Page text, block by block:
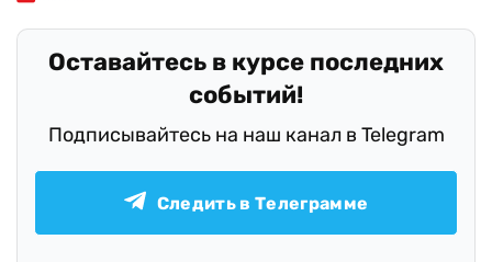
Оставайтесь в курсе последних
событий!
Подписывайтесь на наш канал в Telegram
Следить в Телеграмме